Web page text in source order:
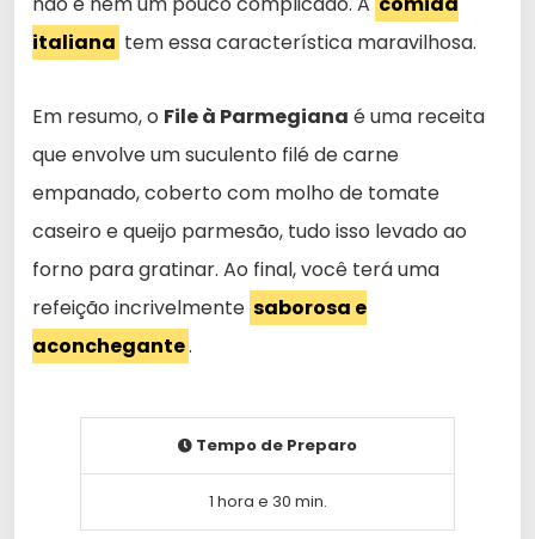
italiana tem essa característica maravilhosa.
Em resumo, o File à Parmegiana é uma receita
que envolve um suculento filé de carne
empanado, coberto com molho de tomate
caseiro e queijo parmesão, tudo isso levado ao
forno para gratinar. Ao final, você terá uma
refeição incrivelmente saborosa e
aconchegante.
Tempo de Preparo
1 hora e 30 min.